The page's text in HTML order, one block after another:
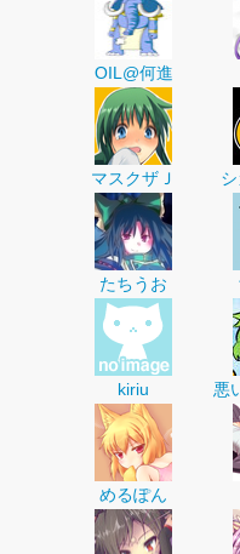
OIL@何進
マスクザＪ
たちうお
kiriu 悪
めるぽん